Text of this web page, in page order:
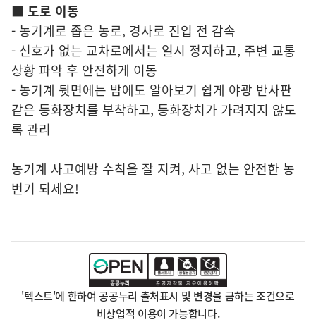
■ 도로 이동
- 농기계로 좁은 농로, 경사로 진입 전 감속
- 신호가 없는 교차로에서는 일시 정지하고, 주변 교통
상황 파악 후 안전하게 이동
- 농기계 뒷면에는 밤에도 알아보기 쉽게 야광 반사판
같은 등화장치를 부착하고, 등화장치가 가려지지 않도
록 관리
농기계 사고예방 수칙을 잘 지켜, 사고 없는 안전한 농
번기 되세요!
'텍스트'에 한하여 공공누리 출처표시 및 변경을 금하는 조건으로
비상업적 이용이 가능합니다.